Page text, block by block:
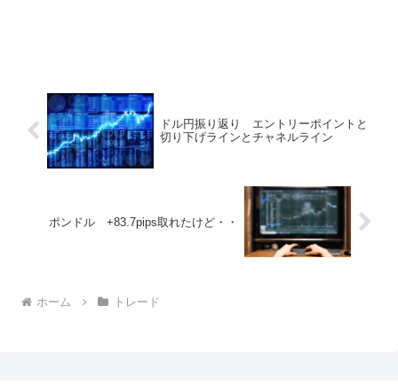
ドル円振り返り エントリーポイントと
切り下げラインとチャネルライン
ポンドル +83.7pips取れたけど・・
ホーム トレード